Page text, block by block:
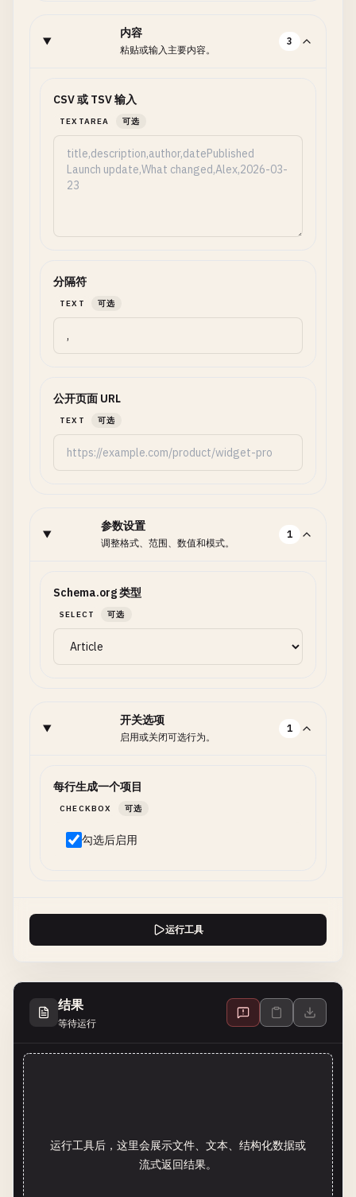
内容
粘贴或输入主要内容。
3
CSV 或 TSV 输入
TEXTAREA 可选
分隔符
TEXT 可选
公开页面 URL
TEXT 可选
参数设置
调整格式、范围、数值和模式。
1
Schema.org 类型
SELECT 可选
开关选项
启用或关闭可选行为。
1
每行生成一个项目
CHECKBOX 可选
勾选后启用
运行工具
结果
等待运行
运行工具后，这里会展示文件、文本、结构化数据或
流式返回结果。